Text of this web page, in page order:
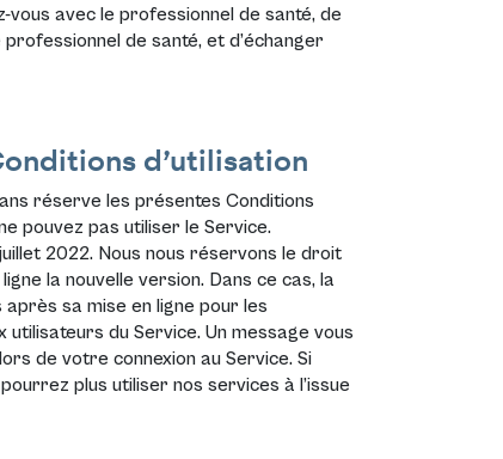
avec le professionnel de santé, de
de santé, et d’échanger
d’utilisation
réserve les présentes Conditions
pouvez pas utiliser le Service.
2022. Nous nous réservons le droit
la nouvelle version. Dans ce cas, la
sa mise en ligne pour les
du Service. Un message vous
de votre connexion au Service. Si
plus utiliser nos services à l’issue